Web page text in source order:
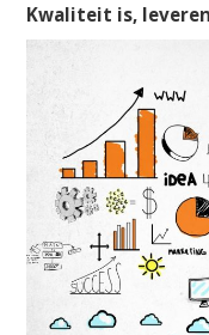
Kwaliteit is,